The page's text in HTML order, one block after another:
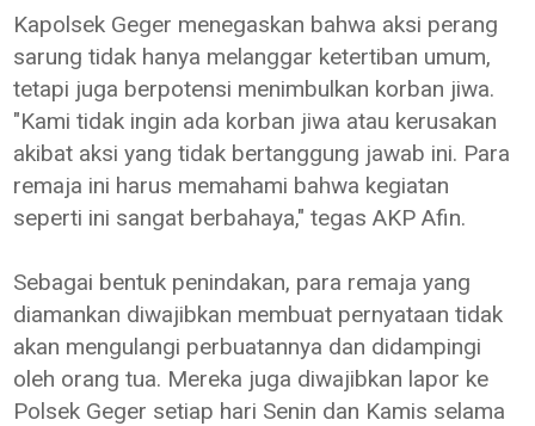
Kapolsek Geger menegaskan bahwa aksi perang
sarung tidak hanya melanggar ketertiban umum,
tetapi juga berpotensi menimbulkan korban jiwa.
"Kami tidak ingin ada korban jiwa atau kerusakan
akibat aksi yang tidak bertanggung jawab ini. Para
remaja ini harus memahami bahwa kegiatan
seperti ini sangat berbahaya," tegas AKP Afin.
Sebagai bentuk penindakan, para remaja yang
diamankan diwajibkan membuat pernyataan tidak
akan mengulangi perbuatannya dan didampingi
oleh orang tua. Mereka juga diwajibkan lapor ke
Polsek Geger setiap hari Senin dan Kamis selama